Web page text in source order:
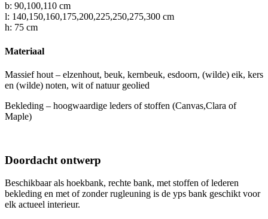
b: 90,100,110 cm
l: 140,150,160,175,200,225,250,275,300 cm
h: 75 cm
Materiaal
Massief hout – elzenhout, beuk, kernbeuk, esdoorn, (wilde) eik, kers
en (wilde) noten, wit of natuur geolied
Bekleding – hoogwaardige leders of stoffen (Canvas,Clara of
Maple)
Doordacht ontwerp
Beschikbaar als hoekbank, rechte bank, met stoffen of lederen
bekleding en met of zonder rugleuning is de yps bank geschikt voor
elk actueel interieur.